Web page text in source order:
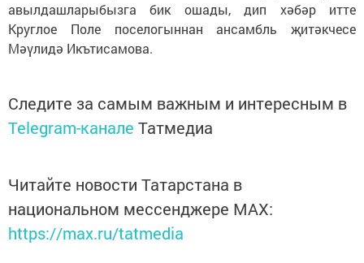
авылдашларыбызга бик ошады, дип хәбәр итте
Круглое Поле поселогыннан ансамбль җитәкчесе
Мәүлидә Икътисамова.
Следите за самым важным и интересным в
Telegram-канале Татмедиа
Читайте новости Татарстана в
национальном мессенджере MАХ:
https://max.ru/tatmedia